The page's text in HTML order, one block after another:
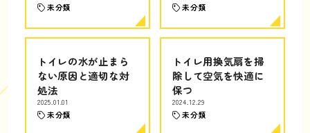
未分類 未分類
トイレの水が止まら
ない原因と適切な対
処法
2025.01.01
未分類
トイレ用換気扇を掃
除して空気を快適に
保つ
2024.12.29
未分類